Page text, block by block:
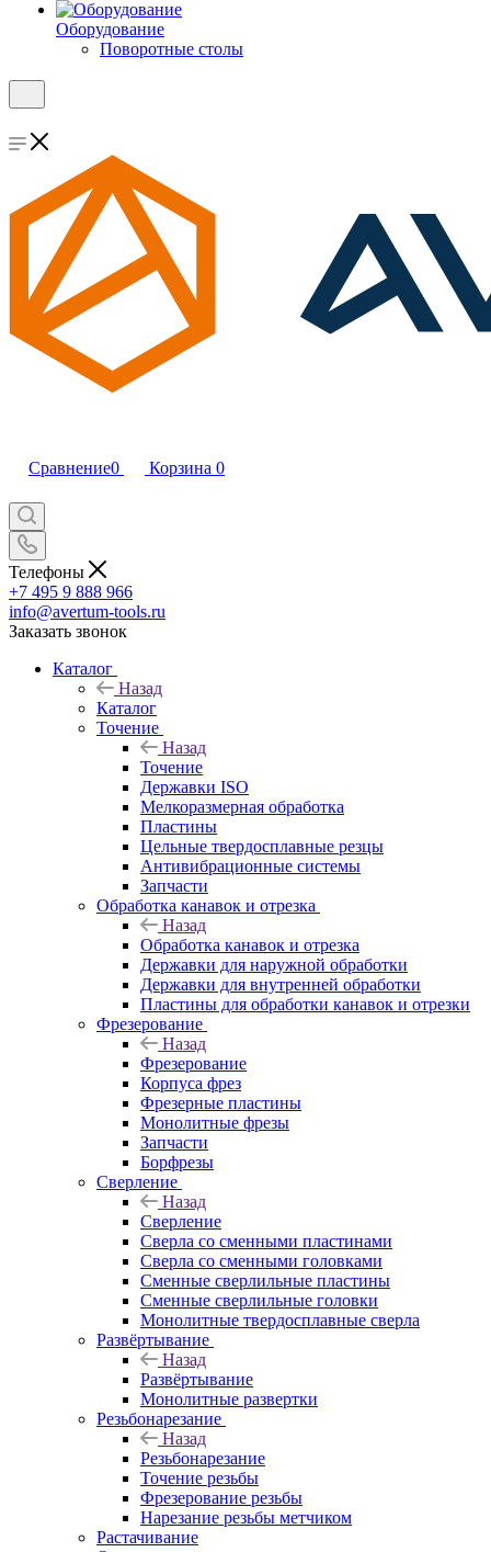
Оборудование
Поворотные столы
Сравнение0 Корзина 0
Телефоны
+7 495 9 888 966
info@avertum-tools.ru
Заказать звонок
Каталог
Назад
Каталог
Точение
Назад
Точение
Державки ISO
Мелкоразмерная обработка
Пластины
Цельные твердосплавные резцы
Антивибрационные системы
Запчасти
Обработка канавок и отрезка
Назад
Обработка канавок и отрезка
Державки для наружной обработки
Державки для внутренней обработки
Пластины для обработки канавок и отрезки
Фрезерование
Назад
Фрезерование
Корпуса фрез
Фрезерные пластины
Монолитные фрезы
Запчасти
Борфрезы
Сверление
Назад
Сверление
Сверла со сменными пластинами
Сверла со сменными головками
Сменные сверлильные пластины
Сменные сверлильные головки
Монолитные твердосплавные сверла
Развёртывание
Назад
Развёртывание
Монолитные развертки
Резьбонарезание
Назад
Резьбонарезание
Точение резьбы
Фрезерование резьбы
Нарезание резьбы метчиком
Растачивание